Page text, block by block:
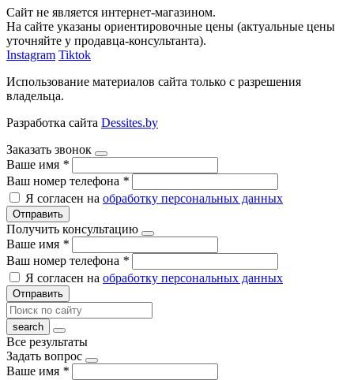
Сайт не является интернет-магазином.
На сайте указаны ориентировочные цены (актуальные цены
уточняйте у продавца-консультанта).
Instagram Tiktok
Использование материалов сайта только с разрешения
владельца.
Разработка сайта Dessites.by
Заказать звонок
Ваше имя *
Ваш номер телефона *
Я согласен на обработку персональных данных
Отправить
Получить консультацию
Ваше имя *
Ваш номер телефона *
Я согласен на обработку персональных данных
Отправить
Все результаты
Задать вопрос
Ваше имя *